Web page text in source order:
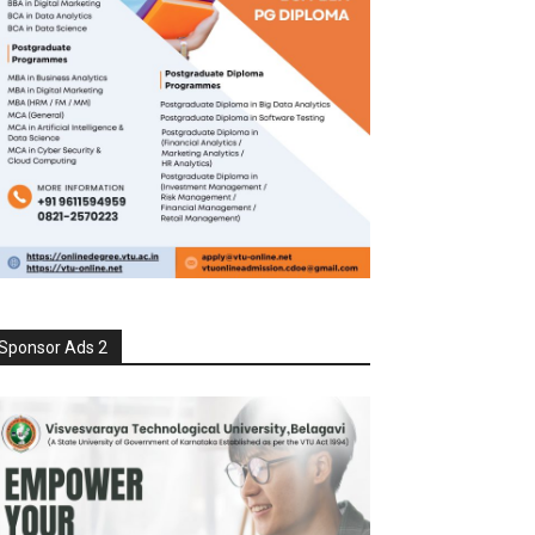
Ads 2